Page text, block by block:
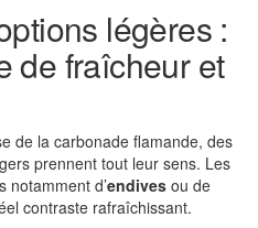
légères :
de fraîcheur et
de la carbonade flamande, des
prennent tout leur sens. Les
notamment d’endives ou de
contraste rafraîchissant.